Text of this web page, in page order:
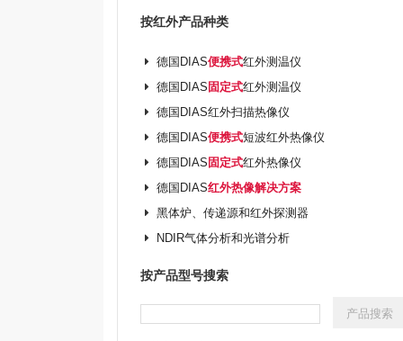
按红外产品种类
德国DIAS便携式红外测温仪
德国DIAS 固定式红外测温仪
德国DIAS红外扫描热像仪
德国DIAS便携式短波红外热像仪
德国DIAS 固定式红外热像仪
德国DIAS红外热像解决方案
黑体炉、传递源和红外探测器
NDIR气体分析和光谱分析
按产品型号搜索